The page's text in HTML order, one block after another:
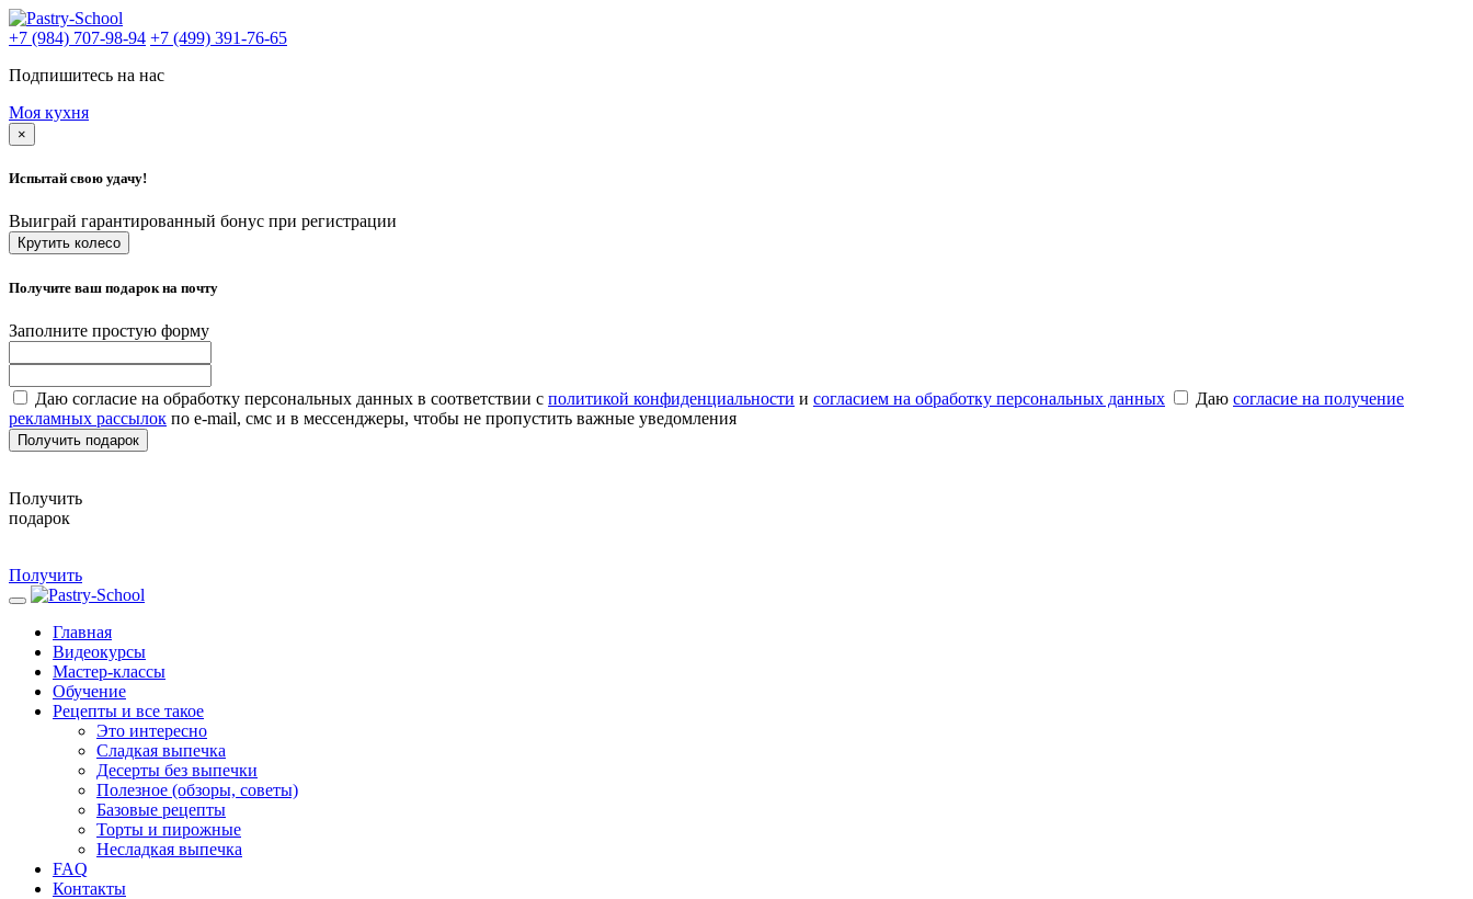
+7 (984) 707-98-94 +7 (499) 391-76-65
Подпишитесь на нас
Моя кухня
×
Испытай свою удачу!
Выиграй гарантированный бонус при регистрации
Крутить колесо
Получите ваш подарок на почту
Заполните простую форму
Даю согласие на обработку персональных данных в соответствии с политикой конфиденциальности и согласием на обработку персональных данных Даю согласие на получение
рекламных рассылок по e-mail, смс и в мессенджеры, чтобы не пропустить важные уведомления
Получить подарок
Получить
подарок
Получить
Главная
Видеокурсы
Мастер-классы
Обучение
Рецепты и все такое
Это интересно
Сладкая выпечка
Десерты без выпечки
Полезное (обзоры, советы)
Базовые рецепты
Торты и пирожные
Несладкая выпечка
FAQ
Контакты